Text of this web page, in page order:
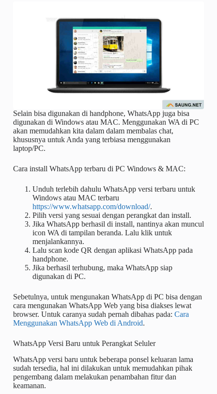
Selain bisa digunakan di handphone, WhatsApp juga bisa
digunakan di Windows atau MAC. Menggunakan WA di PC
akan memudahkan kita dalam dalam membalas chat,
khususnya untuk Anda yang terbiasa menggunakan
laptop/PC.
Cara install WhatsApp terbaru di PC Windows & MAC:
Unduh terlebih dahulu WhatsApp versi terbaru untuk
Windows atau MAC terbaru
https://www.whatsapp.com/download/.
Pilih versi yang sesuai dengan perangkat dan install.
Jika WhatsApp berhasil di install, nantinya akan muncul
icon WA di tampilan beranda. Lalu klik untuk
menjalankannya.
Lalu scan kode QR dengan aplikasi WhatsApp pada
handphone.
Jika berhasil terhubung, maka WhatsApp siap
digunakan di PC.
Sebetulnya, untuk mengunakan WhatsApp di PC bisa dengan
cara mengunakan WhatsApp Web yang bisa diakses lewat
browser. Untuk caranya sudah pernah dibahas pada: Cara
Menggunakan WhatsApp Web di Android.
WhatsApp Versi Baru untuk Perangkat Seluler
WhatsApp versi baru untuk beberapa ponsel keluaran lama
sudah tersedia, hal ini dilakukan untuk memudahkan pihak
pengembang dalam melakukan penambahan fitur dan
keamanan.